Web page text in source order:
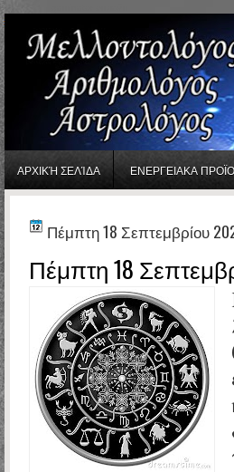
ΑΡΧΙΚΉ ΣΕΛΊΔΑ ΕΝΕΡΓΕΙΑΚΑ
Πέμπτη 18 Σεπτεμβρίου
Πέμπτη 18